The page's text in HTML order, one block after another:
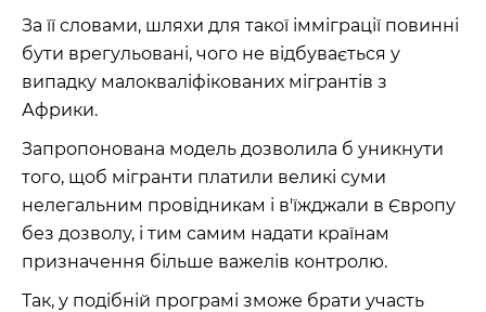
За її словами, шляхи для такої імміграції повинні
бути врегульовані, чого не відбувається у
випадку малокваліфікованих мігрантів з
Африки.
Запропонована модель дозволила б уникнути
того, щоб мігранти платили великі суми
нелегальним провідникам і в'їжджали в Європу
без дозволу, і тим самим надати країнам
призначення більше важелів контролю.
Так, у подібній програмі зможе брати участь